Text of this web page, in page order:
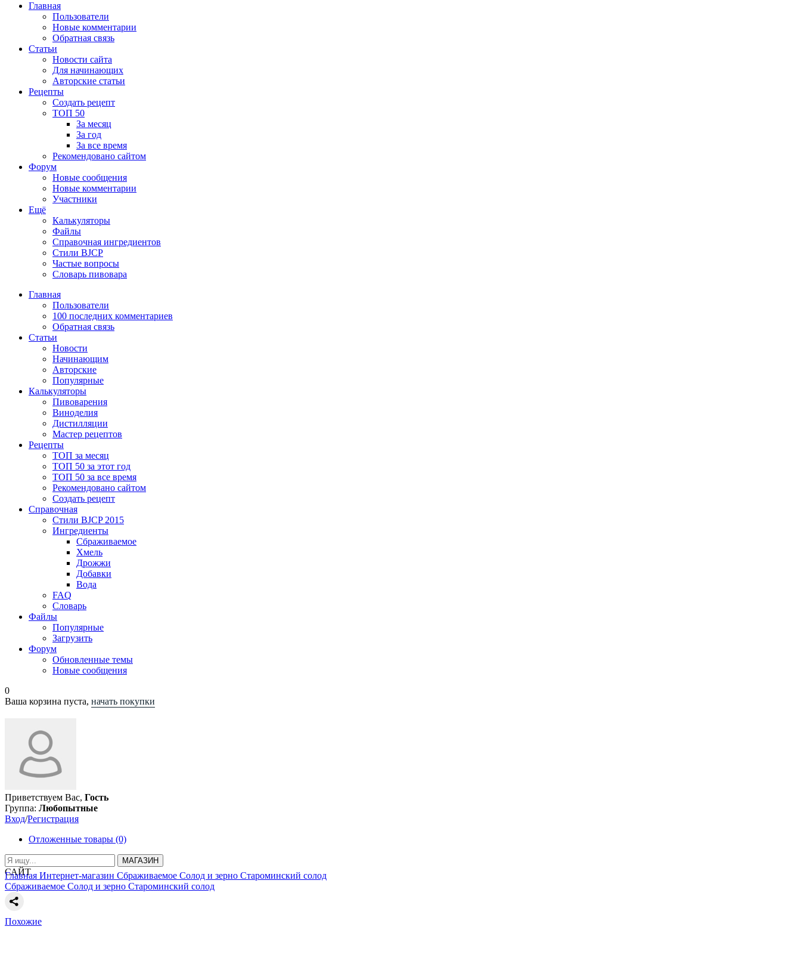
Главная
Пользователи
Новые комментарии
Обратная связь
Статьи
Новости сайта
Для начинающих
Авторские статьи
Рецепты
Создать рецепт
ТОП 50
За месяц
За год
За все время
Рекомендовано сайтом
Форум
Новые сообщения
Новые комментарии
Участники
Ещё
Калькуляторы
Файлы
Справочная ингредиентов
Стили BJCP
Частые вопросы
Словарь пивовара
Главная
Пользователи
100 последних комментариев
Обратная связь
Статьи
Новости
Начинающим
Авторские
Популярные
Калькуляторы
Пивоварения
Виноделия
Дистилляции
Мастер рецептов
Рецепты
ТОП за месяц
ТОП 50 за этот год
ТОП 50 за все время
Рекомендовано сайтом
Создать рецепт
Справочная
Стили BJCP 2015
Ингредиенты
Сбраживаемое
Хмель
Дрожжи
Добавки
Вода
FAQ
Словарь
Файлы
Популярные
Загрузить
Форум
Обновленные темы
Новые сообщения
0
Ваша корзина пуста, начать покупки
Приветствуем Вас, Гость
Группа: Любопытные
Вход/Регистрация
Отложенные товары (0)
МАГАЗИН
САЙТ
Главная Интернет-магазин Сбраживаемое Солод и зерно Староминский солод
Сбраживаемое Солод и зерно Староминский солод
Похожие